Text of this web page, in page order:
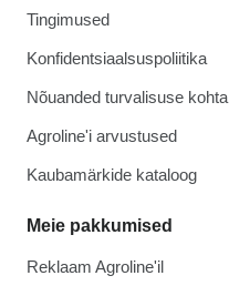
Tingimused
Konfidentsiaalsuspoliitika
Nõuanded turvalisuse kohta
Agroline'i arvustused
Kaubamärkide kataloog
Meie pakkumised
Reklaam Agroline'il